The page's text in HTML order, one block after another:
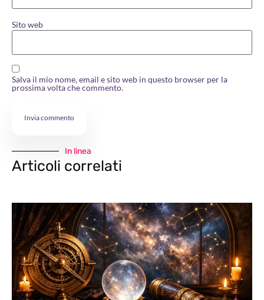
Sito web
Salva il mio nome, email e sito web in questo browser per la
prossima volta che commento.
In linea
Articoli correlati